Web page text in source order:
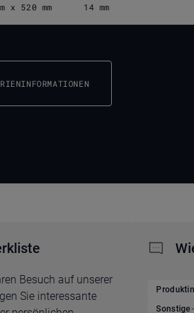
x 520 mm 14 mm
Besuch auf unserer
Sie interessante
Sonstige